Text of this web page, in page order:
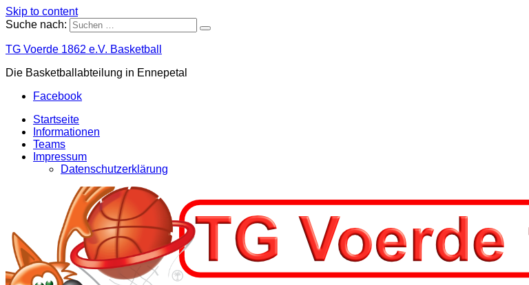
Skip to content
Suche nach:
TG Voerde 1862 e.V. Basketball
Die Basketballabteilung in Ennepetal
Facebook
Startseite
Informationen
Teams
Impressum
Datenschutzerklärung